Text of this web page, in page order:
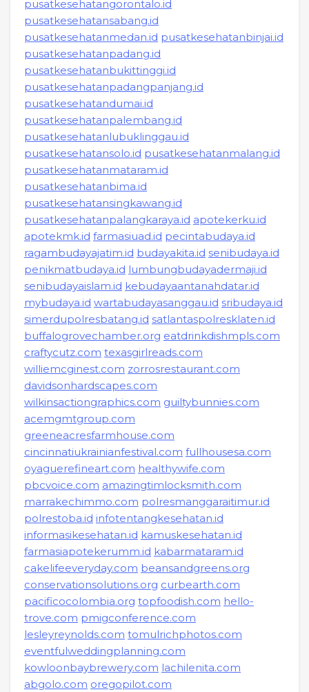
pusatkesehatangorontalo.id
pusatkesehatansabang.id
pusatkesehatanmedan.id pusatkesehatanbinjai.id
pusatkesehatanpadang.id
pusatkesehatanbukittinggi.id
pusatkesehatanpadangpanjang.id
pusatkesehatandumai.id
pusatkesehatanpalembang.id
pusatkesehatanlubuklinggau.id
pusatkesehatansolo.id pusatkesehatanmalang.id
pusatkesehatanmataram.id
pusatkesehatanbima.id
pusatkesehatansingkawang.id
pusatkesehatanpalangkaraya.id apotekerku.id
apotekmk.id farmasiuad.id pecintabudaya.id
ragambudayajatim.id budayakita.id senibudaya.id
penikmatbudaya.id lumbungbudayadermaji.id
senibudayaislam.id kebudayaantanahdatar.id
mybudaya.id wartabudayasanggau.id sribudaya.id
simerdupolresbatang.id satlantaspolresklaten.id
buffalogrovechamber.org eatdrinkdishmpls.com
craftycutz.com texasgirlreads.com
williemcginest.com zorrosrestaurant.com
davidsonhardscapes.com
wilkinsactiongraphics.com guiltybunnies.com
acemgmtgroup.com
greeneacresfarmhouse.com
cincinnatiukrainianfestival.com fullhousesa.com
oyaguerefineart.com healthywife.com
pbcvoice.com amazingtimlocksmith.com
marrakechimmo.com polresmanggaraitimur.id
polrestoba.id infotentangkesehatan.id
informasikesehatan.id kamuskesehatan.id
farmasiapotekerumm.id kabarmataram.id
cakelifeeveryday.com beansandgreens.org
conservationsolutions.org curbearth.com
pacificocolombia.org topfoodish.com hello-
trove.com pmigconference.com
lesleyreynolds.com tomulrichphotos.com
eventfulweddingplanning.com
kowloonbaybrewery.com lachilenita.com
abgolo.com oregopilot.com